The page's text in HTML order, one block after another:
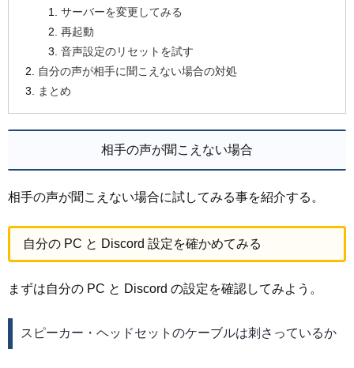
サーバーを変更してみる
再起動
音声設定のリセットを試す
自分の声が相手に聞こえない場合の対処
まとめ
相手の声が聞こえない場合
相手の声が聞こえない場合に試してみる事を紹介する。
自分の PC と Discord 設定を確かめてみる
まずは自分の PC と Discord の設定を確認してみよう。
スピーカー・ヘッドセットのケーブルは刺さっているか